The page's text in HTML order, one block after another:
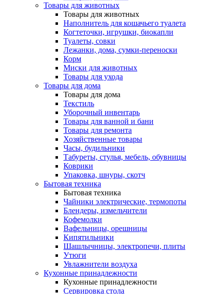
Товары для животных
Товары для животных
Наполнитель для кошачьего туалета
Когтеточки, игрушки, биокапли
Туалеты, совки
Лежанки, дома, сумки-переноски
Корм
Миски для животных
Товары для ухода
Товары для дома
Товары для дома
Текстиль
Уборочный инвентарь
Товары для ванной и бани
Товары для ремонта
Хозяйственные товары
Часы, будильники
Табуреты, стулья, мебель, обувницы
Коврики
Упаковка, шнуры, скотч
Бытовая техника
Бытовая техника
Чайники электрические, термопоты
Блендеры, измельчители
Кофемолки
Вафельницы, орешницы
Кипятильники
Шашлычницы, электропечи, плиты
Утюги
Увлажнители воздуха
Кухонные принадлежности
Кухонные принадлежности
Сервировка стола